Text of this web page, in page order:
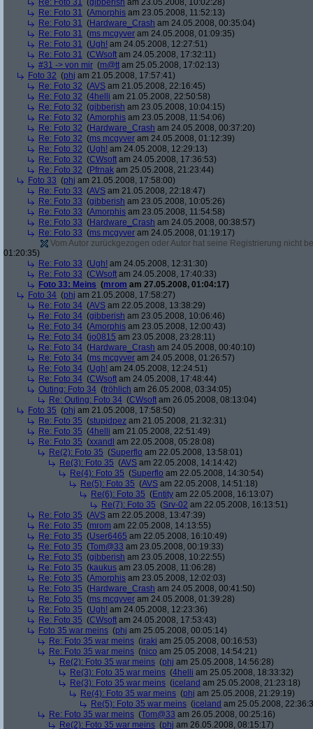
Re: Foto 31 (gibberish am 23.05.2008, 10:02:28)
Re: Foto 31 (Amorphis am 23.05.2008, 11:52:13)
Re: Foto 31 (Hardware_Crash am 24.05.2008, 00:35:04)
Re: Foto 31 (ms mcgyver am 24.05.2008, 01:09:35)
Re: Foto 31 (Ugh! am 24.05.2008, 12:27:51)
Re: Foto 31 (CWsoft am 24.05.2008, 17:32:11)
#31 -> von mir (m@tt am 25.05.2008, 17:02:13)
Foto 32 (phj am 21.05.2008, 17:57:41)
Re: Foto 32 (AVS am 21.05.2008, 22:16:45)
Re: Foto 32 (4helli am 21.05.2008, 22:50:58)
Re: Foto 32 (gibberish am 23.05.2008, 10:04:15)
Re: Foto 32 (Amorphis am 23.05.2008, 11:54:06)
Re: Foto 32 (Hardware_Crash am 24.05.2008, 00:37:20)
Re: Foto 32 (ms mcgyver am 24.05.2008, 01:12:39)
Re: Foto 32 (Ugh! am 24.05.2008, 12:29:13)
Re: Foto 32 (CWsoft am 24.05.2008, 17:36:53)
Re: Foto 32 (Pfrnak am 25.05.2008, 21:23:44)
Foto 33 (phj am 21.05.2008, 17:58:00)
Re: Foto 33 (AVS am 21.05.2008, 22:18:47)
Re: Foto 33 (gibberish am 23.05.2008, 10:05:26)
Re: Foto 33 (Amorphis am 23.05.2008, 11:54:58)
Re: Foto 33 (Hardware_Crash am 24.05.2008, 00:38:57)
Re: Foto 33 (ms mcgyver am 24.05.2008, 01:19:17)
Vom Autor zurückgezogen oder Autor hat seine Registrierung nicht
01:20:35)
Re: Foto 33 (Ugh! am 24.05.2008, 12:31:30)
Re: Foto 33 (CWsoft am 24.05.2008, 17:40:33)
Foto 33: Meins (mrom am 27.05.2008, 01:04:17)
Foto 34 (phj am 21.05.2008, 17:58:27)
Re: Foto 34 (AVS am 22.05.2008, 13:38:29)
Re: Foto 34 (gibberish am 23.05.2008, 10:06:46)
Re: Foto 34 (Amorphis am 23.05.2008, 12:00:43)
Re: Foto 34 (jo0815 am 23.05.2008, 23:28:11)
Re: Foto 34 (Hardware_Crash am 24.05.2008, 00:40:10)
Re: Foto 34 (ms mcgyver am 24.05.2008, 01:26:57)
Re: Foto 34 (Ugh! am 24.05.2008, 12:24:51)
Re: Foto 34 (CWsoft am 24.05.2008, 17:48:44)
Outing: Foto 34 (fröhlich am 26.05.2008, 03:34:05)
Re: Outing: Foto 34 (CWsoft am 26.05.2008, 08:13:04)
Foto 35 (phj am 21.05.2008, 17:58:50)
Re: Foto 35 (stupidpez am 21.05.2008, 21:32:31)
Re: Foto 35 (4helli am 21.05.2008, 22:51:49)
Re: Foto 35 (xxandl am 22.05.2008, 05:28:08)
Re(2): Foto 35 (Superflo am 22.05.2008, 13:58:01)
Re(3): Foto 35 (AVS am 22.05.2008, 14:14:42)
Re(4): Foto 35 (Superflo am 22.05.2008, 14:30:54)
Re(5): Foto 35 (AVS am 22.05.2008, 14:51:18)
Re(6): Foto 35 (Entity am 22.05.2008, 16:13:07)
Re(7): Foto 35 (Srv-02 am 22.05.2008, 16:13:51)
Re: Foto 35 (AVS am 22.05.2008, 13:47:39)
Re: Foto 35 (mrom am 22.05.2008, 14:13:55)
Re: Foto 35 (User6465 am 22.05.2008, 16:10:49)
Re: Foto 35 (Tom@33 am 23.05.2008, 00:19:33)
Re: Foto 35 (gibberish am 23.05.2008, 10:22:55)
Re: Foto 35 (kaukus am 23.05.2008, 11:06:28)
Re: Foto 35 (Amorphis am 23.05.2008, 12:02:03)
Re: Foto 35 (Hardware_Crash am 24.05.2008, 00:41:50)
Re: Foto 35 (ms mcgyver am 24.05.2008, 01:39:28)
Re: Foto 35 (Ugh! am 24.05.2008, 12:23:36)
Re: Foto 35 (CWsoft am 24.05.2008, 17:53:43)
Foto 35 war meins (phj am 25.05.2008, 00:05:14)
Re: Foto 35 war meins (iraki am 25.05.2008, 00:16:53)
Re: Foto 35 war meins (nico am 25.05.2008, 14:54:21)
Re(2): Foto 35 war meins (phj am 25.05.2008, 14:56:28)
Re(3): Foto 35 war meins (4helli am 25.05.2008, 18:33:32)
Re(3): Foto 35 war meins (iceland am 25.05.2008, 21:23:18)
Re(4): Foto 35 war meins (phj am 25.05.2008, 21:29:19)
Re(5): Foto 35 war meins (iceland am 25.05.2008,
Re: Foto 35 war meins (Tom@33 am 26.05.2008, 00:25:16)
Re(2): Foto 35 war meins (phj am 26.05.2008, 08:15:17)